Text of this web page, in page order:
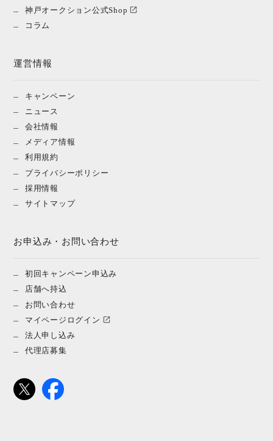
神戸オークション公式Shop
コラム
運営情報
キャンペーン
ニュース
会社情報
メディア情報
利用規約
プライバシーポリシー
採用情報
サイトマップ
お申込み・お問い合わせ
初回キャンペーン申込み
店舗へ持込
お問い合わせ
マイページログイン
法人申し込み
代理店募集